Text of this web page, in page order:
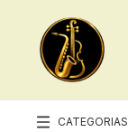
CATEGORIAS